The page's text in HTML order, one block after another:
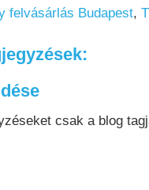
felvásárlás Budapest,
csak a blog